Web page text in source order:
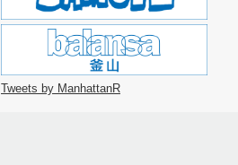
Tweets by ManhattanR